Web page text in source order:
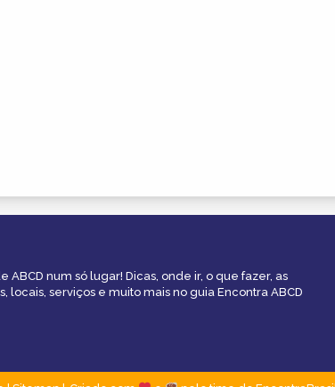
ABCD num só lugar! Dicas, onde ir, o que fazer, as
locais, serviços e muito mais no guia Encontra ABCD